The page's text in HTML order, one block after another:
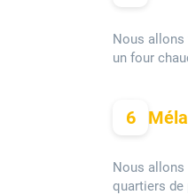
Nous allons
un four
6
Nous allons
quartiers de